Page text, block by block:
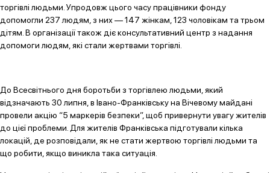
торгівлі людьми. Упродовж цього часу працівники фонду
допомогли 237 людям, з них — 147 жінкам, 123 чоловікам та трьом
дітям. В організації також діє консультативний центр з надання
допомоги людям, які стали жертвами торгівлі.
До Всесвітнього дня боротьби з торгівлею людьми, який
відзначають 30 липня, в Івано-Франківську на Вічевому майдані
провели акцію “5 маркерів безпеки”, щоб привернути увагу жителів
до цієї проблеми. Для жителів Франківська підготували кілька
локацій, де розповідали, як не стати жертвою торгівлі людьми та
що робити, якщо виникла така ситуація.